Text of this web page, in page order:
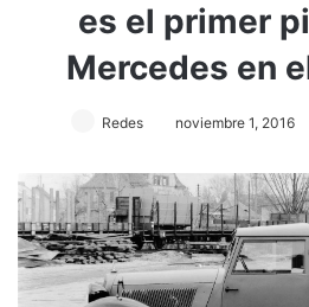
es el primer
Mercedes en
Redes noviembre 1, 2016